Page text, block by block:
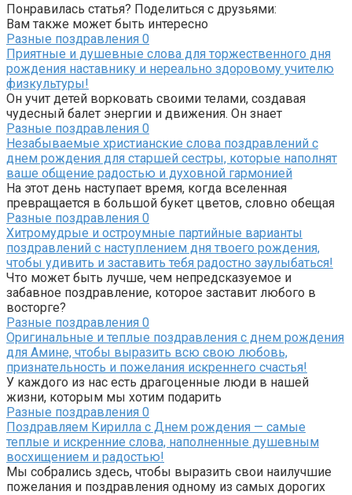
Понравилась статья? Поделиться с друзьями:
Вам также может быть интересно
Разные поздравления 0
Приятные и душевные слова для торжественного дня
рождения наставнику и нереально здоровому учителю
физкультуры!
Он учит детей ворковать своими телами, создавая
чудесный балет энергии и движения. Он знает
Разные поздравления 0
Незабываемые христианские слова поздравлений с
днем рождения для старшей сестры, которые наполнят
ваше общение радостью и духовной гармонией
На этот день наступает время, когда вселенная
превращается в большой букет цветов, словно обещая
Разные поздравления 0
Хитромудрые и остроумные партийные варианты
поздравлений с наступлением дня твоего рождения,
чтобы удивить и заставить тебя радостно заулыбаться!
Что может быть лучше, чем непредсказуемое и
забавное поздравление, которое заставит любого в
восторге?
Разные поздравления 0
Оригинальные и теплые поздравления с днем рождения
для Амине, чтобы выразить всю свою любовь,
признательность и пожелания искреннего счастья!
У каждого из нас есть драгоценные люди в нашей
жизни, которым мы хотим подарить
Разные поздравления 0
Поздравляем Кирилла с Днем рождения — самые
теплые и искренние слова, наполненные душевным
восхищением и радостью!
Мы собрались здесь, чтобы выразить свои наилучшие
пожелания и поздравления одному из самых дорогих